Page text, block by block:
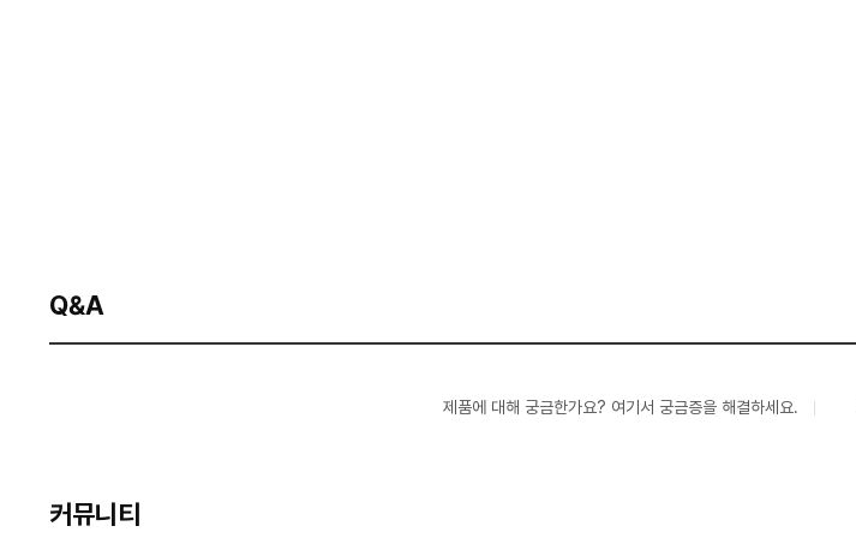
Q&A
제품에 대해 궁금한가요? 여기서 궁금증을 해결하세요.
커뮤니티